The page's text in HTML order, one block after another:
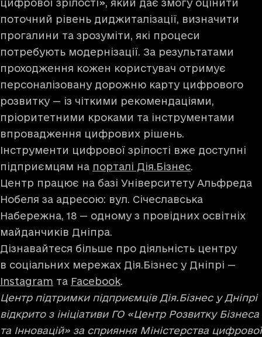
цифрової зрілості», який дає змогу оцінити
поточний рівень диджиталізації, визначити
прогалини та зрозуміти, які процеси
потребують модернізації. За результатами
проходження кожен користувач отримує
персоналізовану дорожню карту цифрового
розвитку — із чіткими рекомендаціями,
пріоритетними кроками та інструментами
впровадження цифрових рішень.
Інструменти цифрової зрілості вже доступні
підприємцям на порталі Дія.Бізнес.
Центр працює на базі Університету Альфреда
Нобеля за адресою: вул. Січеславська
Набережна, 18 — одному з провідних освітніх
майданчиків Дніпра.
Дізнавайтеся більше про діяльність центру
в соціальних мережах Дія.Бізнес у Дніпрі —
Instagram та Facebook.
Центр підтримки підприємців Дія.Бізнес у Дніпрі
відкрито з ініціативи ГО «Центр Розвитку Бізнеса
та Інновацій» за сприяння Міністерства цифрової